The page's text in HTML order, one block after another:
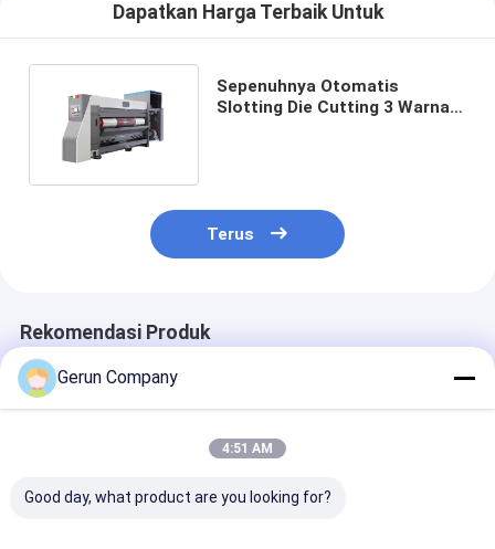
Dapatkan Harga Terbaik Untuk
Sepenuhnya Otomatis
Slotting Die Cutting 3 Warna
Terus
Rekomendasi Produk
Gerun Company
4:51 AM
Good day, what product are you looking for?